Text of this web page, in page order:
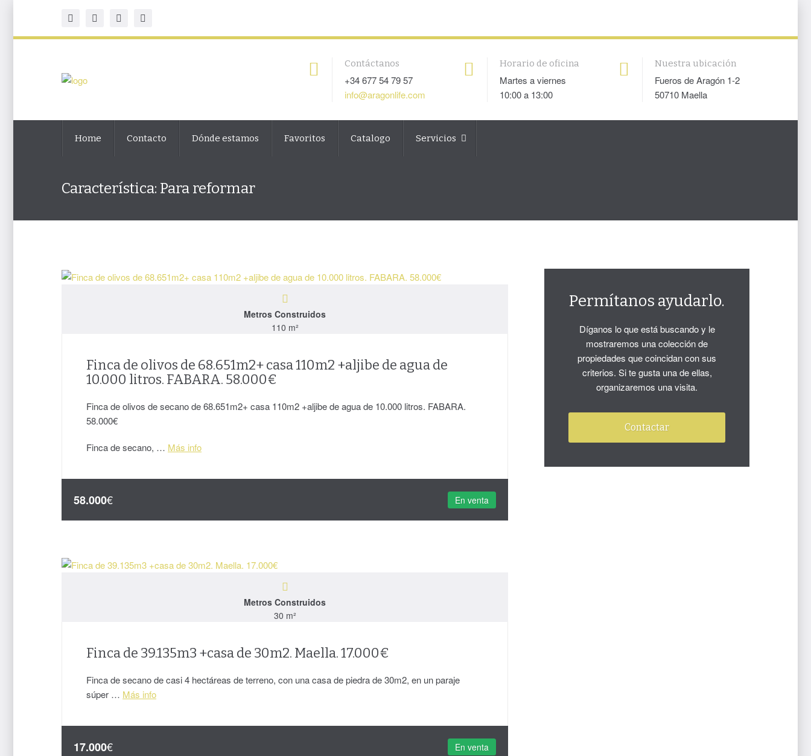
Contáctanos
+34 677 54 79 57
info@aragonlife.com
Horario de oficina
Martes a viernes
10:00 a 13:00
Nuestra ubicación
Fueros de Aragón 1-2
50710 Maella
Home Contacto Dónde estamos Favoritos Catalogo Servicios
Característica: Para reformar
Metros Construidos
110 m²
Finca de olivos de 68.651m2+ casa 110m2 +aljibe de agua de
10.000 litros. FABARA. 58.000€
Finca de olivos de secano de 68.651m2+ casa 110m2 +aljibe de agua de 10.000 litros. FABARA.
58.000€
Finca de secano, … Más info
58.000€ En venta
Metros Construidos
30 m²
Finca de 39.135m3 +casa de 30m2. Maella. 17.000€
Finca de secano de casi 4 hectáreas de terreno, con una casa de piedra de 30m2, en un paraje
súper … Más info
17.000€ En venta
Permítanos ayudarlo.
Díganos lo que está buscando y le
mostraremos una colección de
propiedades que coincidan con sus
criterios. Si te gusta una de ellas,
organizaremos una visita.
Contactar